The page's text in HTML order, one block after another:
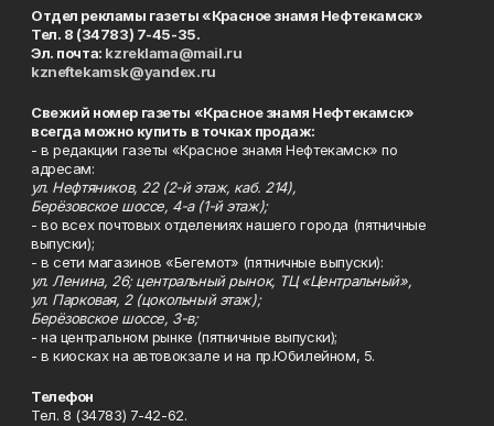
Отдел рекламы газеты «Красное знамя Нефтекамск»
Тел. 8 (34783) 7-45-35.
Эл. почта: kzreklama@mail.ru
kzneftekamsk@yandex.ru
Свежий номер газеты «Красное знамя Нефтекамск»
всегда можно купить в точках продаж:
- в редакции газеты «Красное знамя Нефтекамск» по
адресам:
ул. Нефтяников, 22 (2-й этаж, каб. 214),
Берёзовское шоссе, 4-а (1-й этаж);
- во всех почтовых отделениях нашего города (пятничные
выпуски);
- в сети магазинов «Бегемот» (пятничные выпуски):
ул. Ленина, 26; центральный рынок, ТЦ «Центральный»,
ул. Парковая, 2 (цокольный этаж);
Берёзовское шоссе, 3-в;
- на центральном рынке (пятничные выпуски);
- в киосках на автовокзале и на пр.Юбилейном, 5.
Телефон
Тел. 8 (34783) 7-42-62.